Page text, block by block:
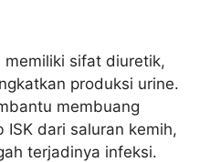
memiliki sifat diuretik,
produksi urine.
membuang
ISK dari saluran kemih,
terjadinya infeksi.